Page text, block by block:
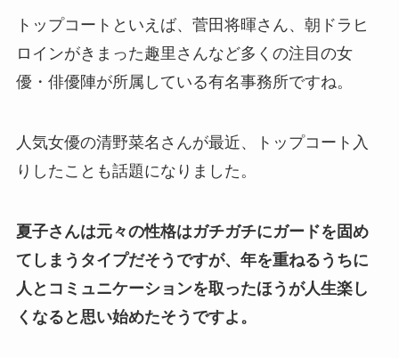
トップコートといえば、菅田将暉さん、朝ドラヒ
ロインがきまった趣里さんなど多くの注目の女
優・俳優陣が所属している有名事務所ですね。
人気女優の清野菜名さんが最近、トップコート入
りしたことも話題になりました。
夏子さんは元々の性格はガチガチにガードを固め
てしまうタイプだそうですが、年を重ねるうちに
人とコミュニケーションを取ったほうが人生楽し
くなると思い始めたそうですよ。